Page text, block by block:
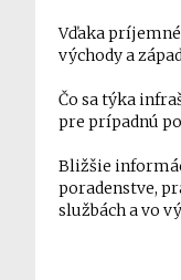
Vďaka
východy a
Čo sa týka
pre prípadnú
Bližšie
poradenstve,
službách a vo